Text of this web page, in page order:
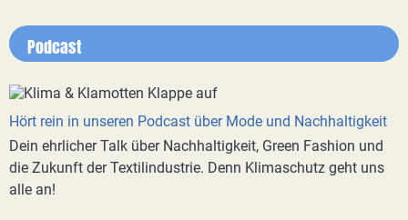
Podcast
Hört rein in unseren Podcast über Mode und Nachhaltigkeit
Dein ehrlicher Talk über Nachhaltigkeit, Green Fashion und
die Zukunft der Textilindustrie. Denn Klimaschutz geht uns
alle an!